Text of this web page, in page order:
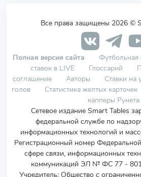
Все права защищены 2026 ©
Полная версия сайта Футбольная
ставок в LIVE
Глоссарий
соглашение
Авторы Ставки на
голов
Статистика желтых карточек
капперы Рунета
Сетевое издание Smart Tables
федеральной службе по
информационных технологий и
Регистрационный номер
сфере связи, информационных
коммуникаций ЭЛ № ФС 77 -
Учредитель: Общество с